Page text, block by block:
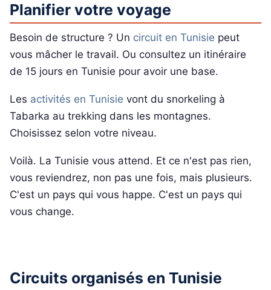
Planifier votre voyage
Besoin de structure ? Un circuit en Tunisie peut
vous mâcher le travail. Ou consultez un itinéraire
de 15 jours en Tunisie pour avoir une base.
Les activités en Tunisie vont du snorkeling à
Tabarka au trekking dans les montagnes.
Choisissez selon votre niveau.
Voilà. La Tunisie vous attend. Et ce n'est pas rien,
vous reviendrez, non pas une fois, mais plusieurs.
C'est un pays qui vous happe. C'est un pays qui
vous change.
Circuits organisés en Tunisie